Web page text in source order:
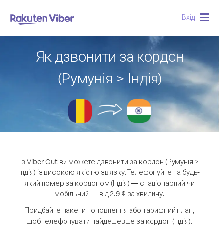
Вхід
Як дзвонити за кордон
(Румунія > Індія)
Із Viber Out ви можете дзвонити за кордон (Румунія >
Індія) із високою якістю зв'язку.Телефонуйте на будь-
який номер за кордоном (Індія) — стаціонарний чи
мобільний — від 2.9 ¢ за хвилину.
Придбайте пакети поповнення або тарифний план,
щоб телефонувати найдешевше за кордон (Індія).